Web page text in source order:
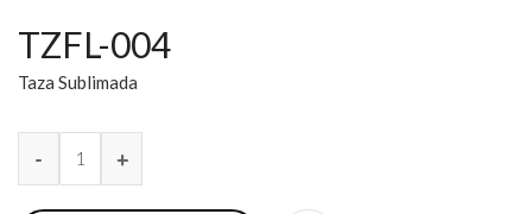
TZFL-004
Taza Sublimada